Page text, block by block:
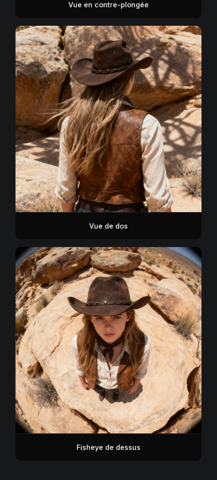
Vue en contre-plongée
Vue de dos
Fisheye de dessus